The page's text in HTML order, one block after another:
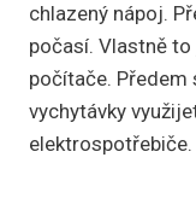
chlazený nápoj.
počasí. Vlastně
počítače. Předem
vychytávky
elektrospotřebiče.